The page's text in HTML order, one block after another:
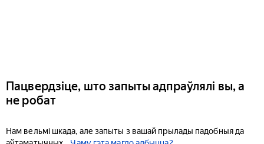
Пацвердзіце, што запыты адпраўлялі вы, а
не робат
Нам вельмі шкада, але запыты з вашай прылады падобныя да